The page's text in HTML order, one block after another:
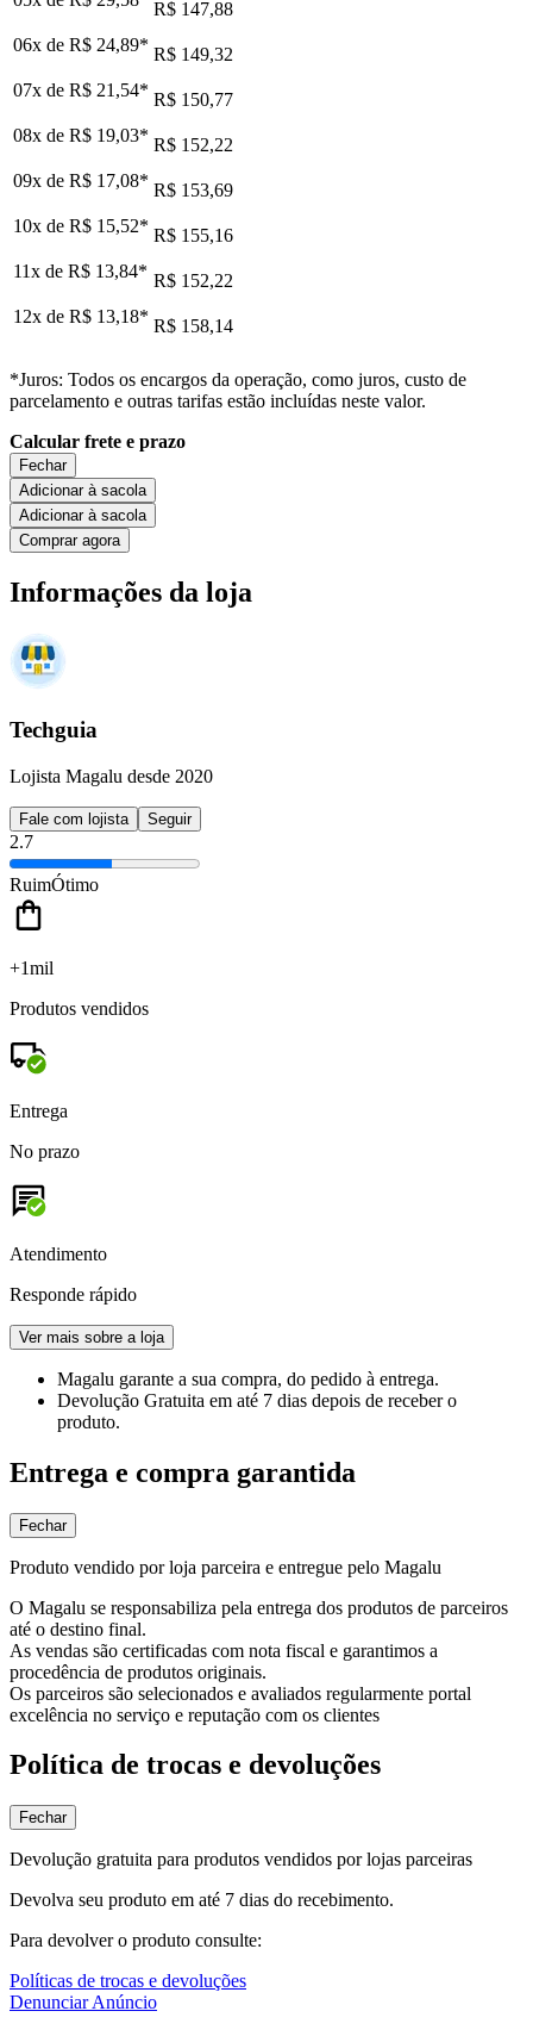
R$ 147,88
06x de R$ 24,89* R$ 149,32
07x de R$ 21,54* R$ 150,77
08x de R$ 19,03* R$ 152,22
09x de R$ 17,08* R$ 153,69
10x de R$ 15,52* R$ 155,16
11x de R$ 13,84* R$ 152,22
12x de R$ 13,18* R$ 158,14
*Juros: Todos os encargos da operação, como juros, custo de
parcelamento e outras tarifas estão incluídas neste valor.
Calcular frete e prazo
Fechar
Adicionar à sacola
Adicionar à sacola
Comprar agora
Informações da loja
Techguia
Lojista Magalu desde 2020
Fale com lojista Seguir
2.7
RuimÓtimo
+1mil
Produtos vendidos
Entrega
No prazo
Atendimento
Responde rápido
Ver mais sobre a loja
Magalu garante a sua compra, do pedido à entrega.
Devolução Gratuita em até 7 dias depois de receber o
produto.
Entrega e compra garantida
Fechar
Produto vendido por loja parceira e entregue pelo Magalu
O Magalu se responsabiliza pela entrega dos produtos de parceiros
até o destino final.
As vendas são certificadas com nota fiscal e garantimos a
procedência de produtos originais.
Os parceiros são selecionados e avaliados regularmente portal
excelência no serviço e reputação com os clientes
Política de trocas e devoluções
Fechar
Devolução gratuita para produtos vendidos por lojas parceiras
Devolva seu produto em até 7 dias do recebimento.
Para devolver o produto consulte:
Políticas de trocas e devoluções
Denunciar Anúncio